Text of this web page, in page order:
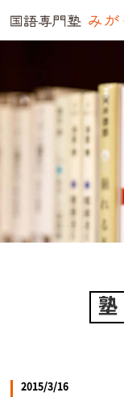
塾
2015/3/16